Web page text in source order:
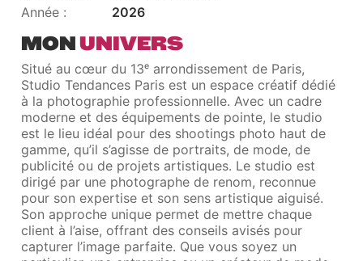
Année
2026
MONUNIVERS
Situé au cœur du 13ᵉ arrondissement de Paris,
Studio Tendances Paris est un espace créatif dédié
à la photographie professionnelle. Avec un cadre
moderne et des équipements de pointe, le studio
est le lieu idéal pour des shootings photo haut de
gamme, qu’il s’agisse de portraits, de mode, de
publicité ou de projets artistiques. Le studio est
dirigé par une photographe de renom, reconnue
pour son expertise et son sens artistique aiguisé.
Son approche unique permet de mettre chaque
client à l’aise, offrant des conseils avisés pour
capturer l’image parfaite. Que vous soyez un